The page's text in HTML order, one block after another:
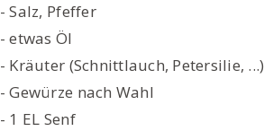
- Salz, Pfeffer
- etwas Öl
- Kräuter (Schnittlauch, Petersilie, ...)
- Gewürze nach Wahl
- 1 EL Senf